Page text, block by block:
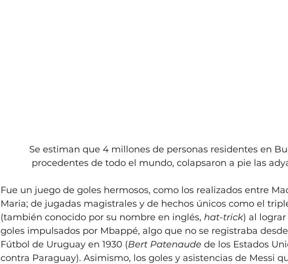
Se estiman que 4 millones de personas residentes en
procedentes de todo el mundo, colapsaron a pie las
Fue un juego de goles hermosos, como los realizados entre
Maria; de jugadas magistrales y de hechos únicos como el
(también conocido por su nombre en inglés, hat-trick)​ al
goles impulsados por Mbappé, algo que no se registraba
Fútbol de Uruguay en 1930 (Bert Patenaude de los Estados
contra Paraguay). Asimismo, los goles y asistencias de Messi